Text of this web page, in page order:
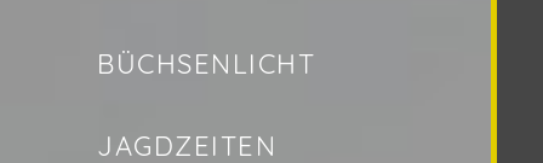
BÜCHSENLICHT
JAGDZEITEN